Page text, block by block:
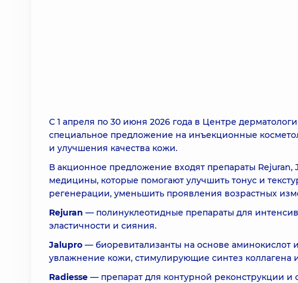
С 1 апреля по 30 июня 2026 года в Центре
специальное предложение на инъекционные
и улучшения качества кожи.
В акционное предложение входят препараты
медицины, которые помогают улучшить тонус и
регенерации, уменьшить проявления возрастных
Rejuran — полинуклеотидные препараты для
эластичности и сияния.
Jalupro — биоревитализанты на основе аминокислот
увлажнение кожи, стимулирующие синтез
Radiesse — препарат для контурной реконструкции и